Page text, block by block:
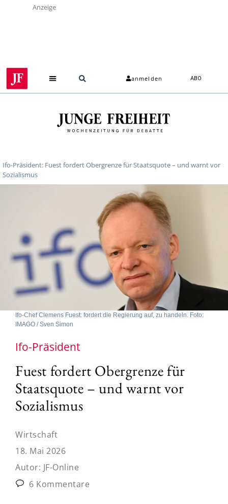
Anzeige
anmelden ABO
Ifo-Präsident: Fuest fordert Obergrenze für Staatsquote – und warnt vor
Sozialismus
Ifo-Chef Clemens Fuest: fordert die Regierung auf, zu handeln. Foto:
IMAGO / Sven Simon
Ifo-Präsident
Fuest fordert Obergrenze für
Staatsquote – und warnt vor
Sozialismus
Wirtschaft
18. Mai 2026
Autor: JF-Online
6 Kommentare